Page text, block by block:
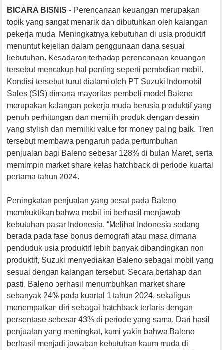
BICARA BISNIS - Perencanaan keuangan merupakan
topik yang sangat menarik dan dibutuhkan oleh kalangan
pekerja muda. Meningkatnya kebutuhan di usia produktif
menuntut kejelian dalam penggunaan dana sesuai
kebutuhan. Kesadaran terhadap perencanaan keuangan
tersebut mencakup hal penting seperti pembelian mobil.
Kondisi tersebut turut dialami oleh PT Suzuki Indomobil
Sales (SIS) dimana mayoritas pembeli model Baleno
merupakan kalangan pekerja muda berusia produktif yang
penuh perhitungan dan memilih produk dengan desain
yang stylish dan memiliki value for money paling baik. Tren
tersebut membawa pengaruh pada pertumbuhan
penjualan bagi Baleno sebesar 128% di bulan Maret, serta
memimpin market share kelas hatchback di periode kuartal
pertama tahun 2024.
Peningkatan penjualan yang pesat pada Baleno
membuktikan bahwa mobil ini berhasil menjawab
kebutuhan pasar Indonesia. “Melihat Indonesia sedang
berada pada fase bonus demografi atau masa dimana
penduduk usia produktif lebih banyak dibandingkan non
produktif, Suzuki menyediakan Baleno sebagai mobil yang
sesuai dengan kalangan tersebut. Secara bertahap dan
pasti, Baleno berhasil menumbuhkan market share
sebanyak 24% pada kuartal 1 tahun 2024, sekaligus
menempatkan diri sebagai hatchback terlaris dengan
persentase sebesar 43% di periode yang sama. Dari hasil
penjualan yang meningkat, kami yakin bahwa Baleno
berhasil menjadi jawaban kebutuhan kaum muda di